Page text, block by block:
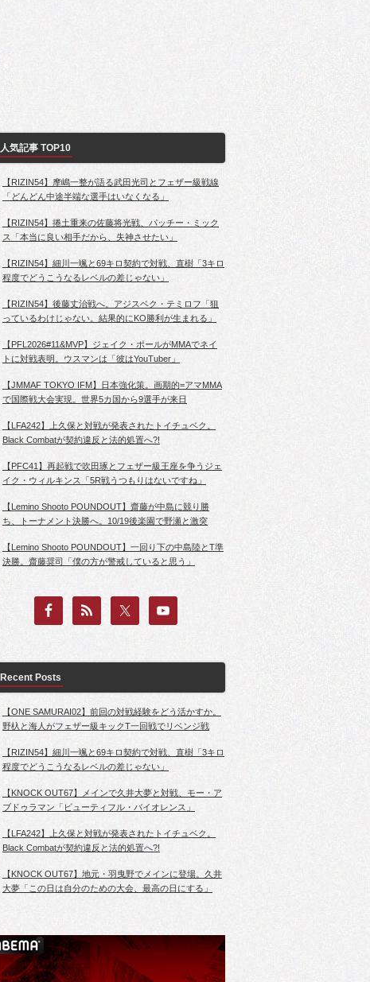
人気記事 TOP10
【RIZIN54】摩嶋一整が語る武田光司とフェザー級戦線
「どんどん中途半端な選手はいなくなる」
【RIZIN54】捲土重来の佐藤将光戦、パッチー・ミック
ス「本当に良い相手だから、失神させたい」
【RIZIN54】細川一颯と69キロ契約で対戦、直樹「3キロ
程度でどうこうなるレベルの差じゃない」
【RIZIN54】後藤丈治戦へ。アジスベク・テミロフ「狙
っているわけじゃない。結果的にKO勝利が生まれる」
【PFL2026#11&MVP】ジェイク・ポールがMMAでネイ
トに対戦表明。ウスマンは「彼はYouTuber」
【JMMAF TOKYO IFM】日本強化策。画期的=アマMMA
で国際戦大会実現。世界5カ国から9選手が来日
【LFA242】上久保と対戦が発表されたトイチュベク。
Black Combatが契約違反と法的処置へ?!
【PFC41】再起戦で吹田琢とフェザー級王座を争うジェ
イク・ウィルキンス「5R戦うつもりはないですね」
【Lemino Shooto POUNDOUT】齋藤が中島に競り勝
ち、トーナメント決勝へ。10/19後楽園で野瀬と激突
【Lemino Shooto POUNDOUT】一回り下の中島陸とT準
決勝。齋藤奨司「僕の方が警戒していると思う」
Recent Posts
【ONE SAMURAI02】前回の対戦経験をどう活かすか。
野杁と海人がフェザー級キックT一回戦でリベンジ戦
【RIZIN54】細川一颯と69キロ契約で対戦、直樹「3キロ
程度でどうこうなるレベルの差じゃない」
【KNOCK OUT67】メインで久井大夢と対戦、モー・ア
ブドゥラマン「ビューティフル・バイオレンス」
【LFA242】上久保と対戦が発表されたトイチュベク。
Black Combatが契約違反と法的処置へ?!
【KNOCK OUT67】地元・羽曳野でメインに登場。久井
大夢「この日は自分のための大会、最高の日にする」